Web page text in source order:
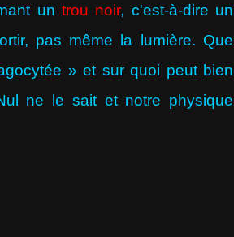
un trou noir, c'est-à-dire un
pas même la lumière. Que
» et sur quoi peut bien
ne le sait et notre physique